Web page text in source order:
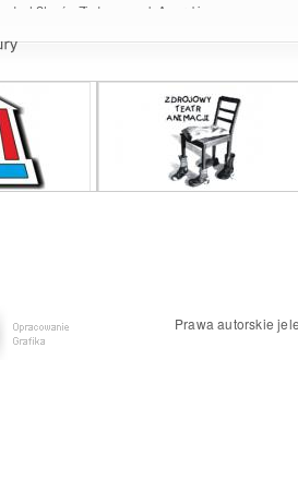
Stanów Zjednoczonych Ameryki
Prawa autorskie